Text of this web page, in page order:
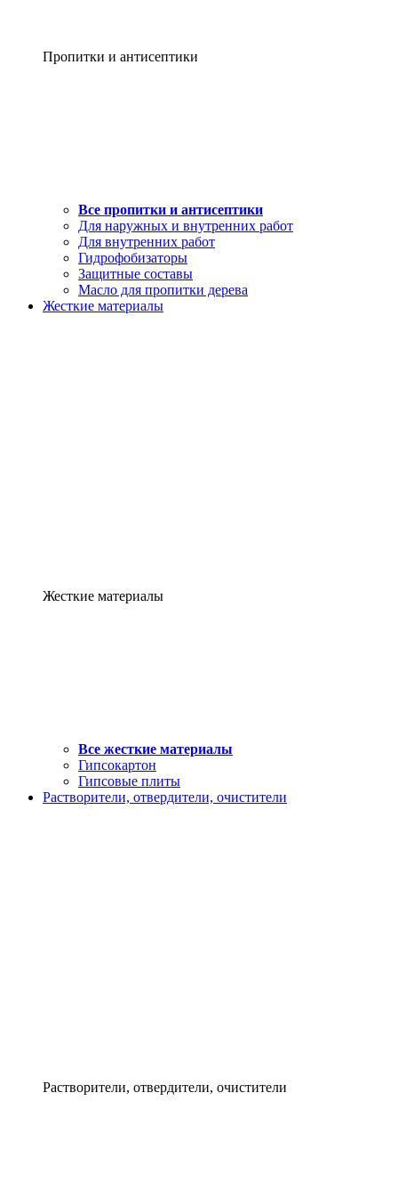
Пропитки и антисептики
Все пропитки и антисептики
Для наружных и внутренних работ
Для внутренних работ
Гидрофобизаторы
Защитные составы
Масло для пропитки дерева
Жесткие материалы
Жесткие материалы
Все жесткие материалы
Гипсокартон
Гипсовые плиты
Растворители, отвердители, очистители
Растворители, отвердители, очистители